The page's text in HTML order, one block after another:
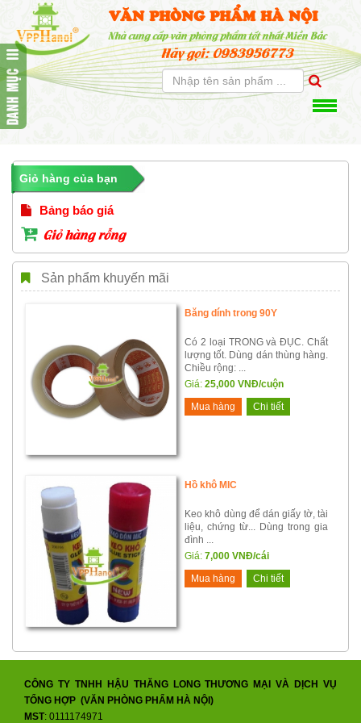
VĂN PHÒNG PHẨM HÀ NỘI
Nhà cung cấp văn phòng phẩm tốt nhất Miền Bắc
Hãy gọi: 0983956773
Giỏ hàng của bạn
Bảng báo giá
Giỏ hàng rỗng
Sản phẩm khuyến mãi
Băng dính trong 90Y
Có 2 loại TRONG và ĐỤC. Chất
lượng tốt. Dùng dán thùng hàng.
Chiều rộng: ...
Giá: 25,000 VNĐ/cuộn
Mua hàng
Chi tiết
Hồ khô MIC
Keo khô dùng để dán giấy tờ, tài
liệu, chứng từ... Dùng trong gia
đình ...
Giá: 7,000 VNĐ/cái
Mua hàng
Chi tiết
CÔNG TY TNHH HẬU THĂNG LONG THƯƠNG MẠI VÀ DỊCH VỤ
TỔNG HỢP (VĂN PHÒNG PHẨM HÀ NỘI)
MST: 0111174971